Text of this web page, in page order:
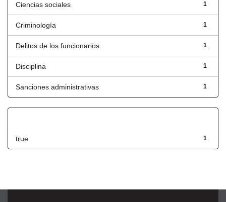
1
Ciencias sociales
1
Criminología
1
Delitos de los funcionarios
1
Disciplina
1
Sanciones administrativas
1
true